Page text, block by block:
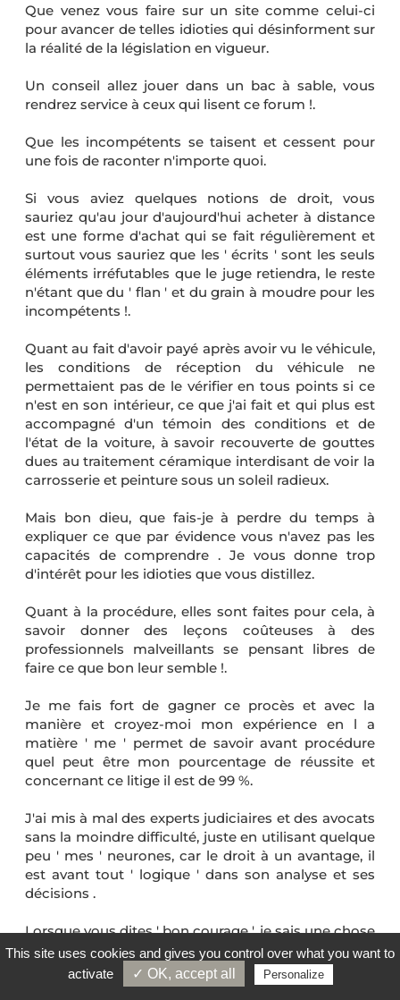
Que venez vous faire sur un site comme celui-ci
pour avancer de telles idioties qui désinforment sur
la réalité de la législation en vigueur.
Un conseil allez jouer dans un bac à sable, vous
rendrez service à ceux qui lisent ce forum !.
Que les incompétents se taisent et cessent pour
une fois de raconter n'importe quoi.
Si vous aviez quelques notions de droit, vous
sauriez qu'au jour d'aujourd'hui acheter à distance
est une forme d'achat qui se fait régulièrement et
surtout vous sauriez que les ' écrits ' sont les seuls
éléments irréfutables que le juge retiendra, le reste
n'étant que du ' flan ' et du grain à moudre pour les
incompétents !.
Quant au fait d'avoir payé après avoir vu le véhicule,
les conditions de réception du véhicule ne
permettaient pas de le vérifier en tous points si ce
n'est en son intérieur, ce que j'ai fait et qui plus est
accompagné d'un témoin des conditions et de
l'état de la voiture, à savoir recouverte de gouttes
dues au traitement céramique interdisant de voir la
carrosserie et peinture sous un soleil radieux.
Mais bon dieu, que fais-je à perdre du temps à
expliquer ce que par évidence vous n'avez pas les
capacités de comprendre . Je vous donne trop
d'intérêt pour les idioties que vous distillez.
Quant à la procédure, elles sont faites pour cela, à
savoir donner des leçons coûteuses à des
professionnels malveillants se pensant libres de
faire ce que bon leur semble !.
Je me fais fort de gagner ce procès et avec la
manière et croyez-moi mon expérience en l a
matière ' me ' permet de savoir avant procédure
quel peut être mon pourcentage de réussite et
concernant ce litige il est de 99 %.
J'ai mis à mal des experts judiciaires et des avocats
sans la moindre difficulté, juste en utilisant quelque
peu ' mes ' neurones, car le droit à un avantage, il
est avant tout ' logique ' dans son analyse et ses
décisions .
Lorsque vous dites ' bon courage ', je sais une chose
par avance, c'est que vous concernant vous n'en
avez aucun pour ne pas ' oser ' acheter un véhicule
à distance . Pour votre information , la législation
This site uses cookies and gives you control over what you want to
activate
✓ OK, accept all Personalize